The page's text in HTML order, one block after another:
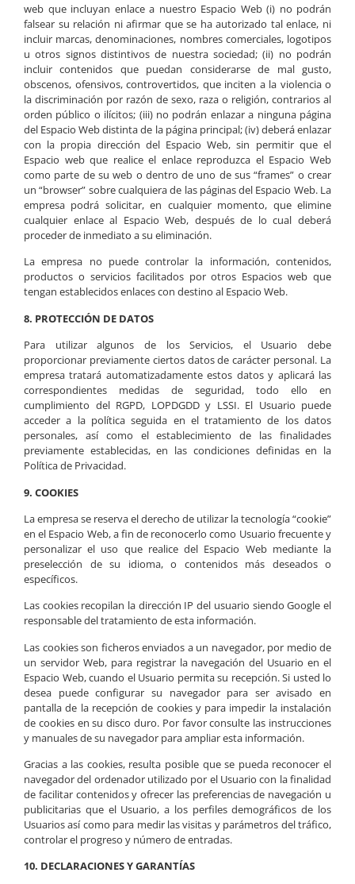
web que incluyan enlace a nuestro Espacio Web (i) no podrán
falsear su relación ni afirmar que se ha autorizado tal enlace, ni
incluir marcas, denominaciones, nombres comerciales, logotipos
u otros signos distintivos de nuestra sociedad; (ii) no podrán
incluir contenidos que puedan considerarse de mal gusto,
obscenos, ofensivos, controvertidos, que inciten a la violencia o
la discriminación por razón de sexo, raza o religión, contrarios al
orden público o ilícitos; (iii) no podrán enlazar a ninguna página
del Espacio Web distinta de la página principal; (iv) deberá enlazar
con la propia dirección del Espacio Web, sin permitir que el
Espacio web que realice el enlace reproduzca el Espacio Web
como parte de su web o dentro de uno de sus “frames” o crear
un “browser” sobre cualquiera de las páginas del Espacio Web. La
empresa podrá solicitar, en cualquier momento, que elimine
cualquier enlace al Espacio Web, después de lo cual deberá
proceder de inmediato a su eliminación.
La empresa no puede controlar la información, contenidos,
productos o servicios facilitados por otros Espacios web que
tengan establecidos enlaces con destino al Espacio Web.
8. PROTECCIÓN DE DATOS
Para utilizar algunos de los Servicios, el Usuario debe
proporcionar previamente ciertos datos de carácter personal. La
empresa tratará automatizadamente estos datos y aplicará las
correspondientes medidas de seguridad, todo ello en
cumplimiento del RGPD, LOPDGDD y LSSI. El Usuario puede
acceder a la política seguida en el tratamiento de los datos
personales, así como el establecimiento de las finalidades
previamente establecidas, en las condiciones definidas en la
Política de Privacidad.
9. COOKIES
La empresa se reserva el derecho de utilizar la tecnología “cookie”
en el Espacio Web, a fin de reconocerlo como Usuario frecuente y
personalizar el uso que realice del Espacio Web mediante la
preselección de su idioma, o contenidos más deseados o
específicos.
Las cookies recopilan la dirección IP del usuario siendo Google el
responsable del tratamiento de esta información.
Las cookies son ficheros enviados a un navegador, por medio de
un servidor Web, para registrar la navegación del Usuario en el
Espacio Web, cuando el Usuario permita su recepción. Si usted lo
desea puede configurar su navegador para ser avisado en
pantalla de la recepción de cookies y para impedir la instalación
de cookies en su disco duro. Por favor consulte las instrucciones
y manuales de su navegador para ampliar esta información.
Gracias a las cookies, resulta posible que se pueda reconocer el
navegador del ordenador utilizado por el Usuario con la finalidad
de facilitar contenidos y ofrecer las preferencias de navegación u
publicitarias que el Usuario, a los perfiles demográficos de los
Usuarios así como para medir las visitas y parámetros del tráfico,
controlar el progreso y número de entradas.
10. DECLARACIONES Y GARANTÍAS